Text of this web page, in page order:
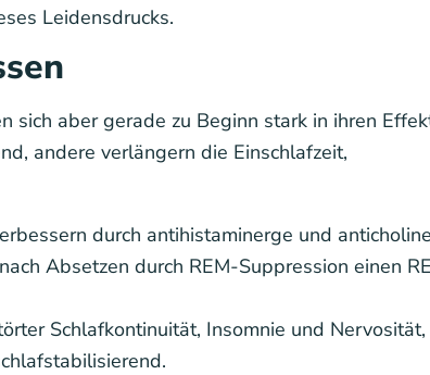
Leidensdrucks.
aber gerade zu Beginn stark in ihren
andere verlängern die Einschlafzeit,
durch antihistaminerge und
Absetzen durch REM-Suppression einen
Schlafkontinuität, Insomnie und Nervosität,